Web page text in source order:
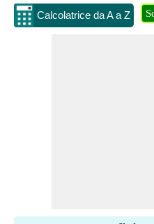
Calcolatrice da A a Z